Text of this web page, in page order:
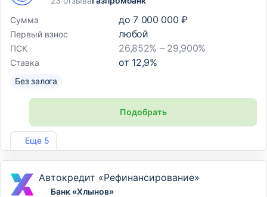
Еще 5
Сумма
до 7 000 000 ₽
Первый взнос любой
ПСК 26,852% – 29,900%
Ставка от 12,9%
Без залога
Подобрать
Лиц. №354
Автокредит «Рефинансирование»
Банк «Хлынов»